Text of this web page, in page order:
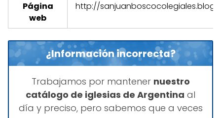
Página
web
http://
¿Información incorrecta?
Trabajamos por mantener nuestro
catálogo de iglesias de Argentina al
día y preciso, pero sabemos que a veces